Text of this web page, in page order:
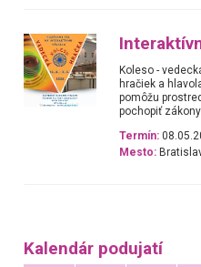
Koleso -
hračiek a
pomôžu
pochopiť
Termín:
Mesto:
Kalendár podujatí